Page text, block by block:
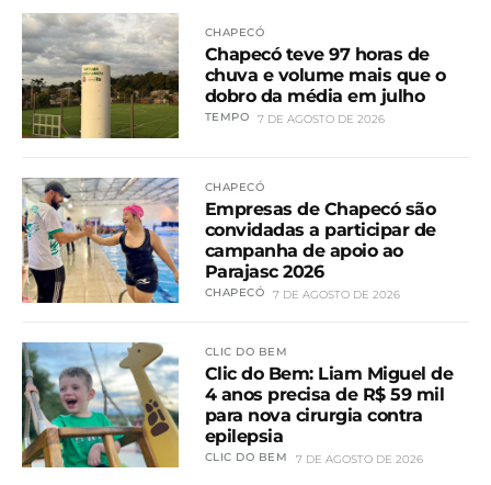
CHAPECÓ
Chapecó teve 97 horas de
chuva e volume mais que o
dobro da média em julho
TEMPO 7 DE AGOSTO DE 2026
CHAPECÓ
Empresas de Chapecó são
convidadas a participar de
campanha de apoio ao
Parajasc 2026
CHAPECÓ 7 DE AGOSTO DE 2026
CLIC DO BEM
Clic do Bem: Liam Miguel de
4 anos precisa de R$ 59 mil
para nova cirurgia contra
epilepsia
CLIC DO BEM 7 DE AGOSTO DE 2026